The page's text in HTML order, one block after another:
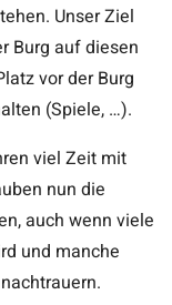
Unser Ziel
Burg auf diesen
vor der Burg
(Spiele, …).
viel Zeit mit
nun die
auch wenn viele
und manche